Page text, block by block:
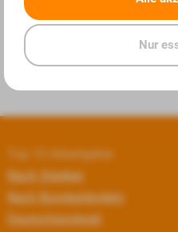
Top 10 Arbeitgeber
Nach Städten
Nach Bundesländern
Deutschlandweit
Nur